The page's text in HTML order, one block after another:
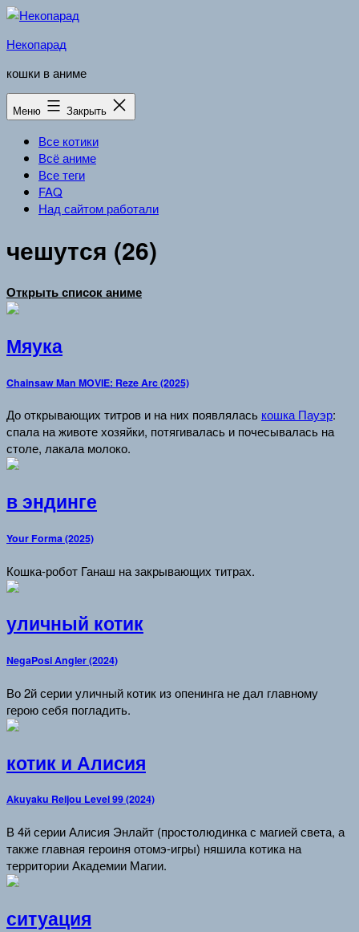
Перейти
содержимому
Некопарад
кошки в аниме
Меню Закрыть
Все котики
Всё аниме
Все теги
FAQ
Над сайтом работали
чешутся (26)
Открыть список аниме
Мяука
Chainsaw Man MOVIE: Reze Arc (2025)
До открывающих титров и на них появлялась кошка Пауэр:
спала на животе хозяйки, потягивалась и почесывалась на
столе, лакала молоко.
в эндинге
Your Forma (2025)
Кошка-робот Ганаш на закрывающих титрах.
уличный котик
NegaPosi Angler (2024)
Во 2й серии уличный котик из опенинга не дал главному
герою себя погладить.
котик и Алисия
Akuyaku Reijou Level 99 (2024)
В 4й серии Алисия Энлайт (простолюдинка с магией света, а
также главная героиня отомэ-игры) няшила котика на
территории Академии Магии.
ситуация